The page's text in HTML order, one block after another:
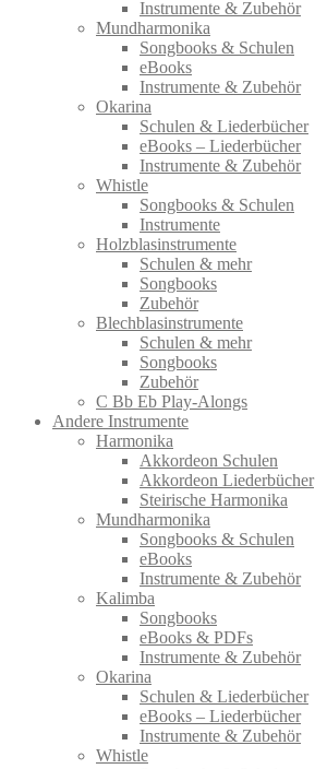
Instrumente & Zubehör
Mundharmonika
Songbooks & Schulen
eBooks
Instrumente & Zubehör
Okarina
Schulen & Liederbücher
eBooks – Liederbücher
Instrumente & Zubehör
Whistle
Songbooks & Schulen
Instrumente
Holzblasinstrumente
Schulen & mehr
Songbooks
Zubehör
Blechblasinstrumente
Schulen & mehr
Songbooks
Zubehör
C Bb Eb Play-Alongs
Andere Instrumente
Harmonika
Akkordeon Schulen
Akkordeon Liederbücher
Steirische Harmonika
Mundharmonika
Songbooks & Schulen
eBooks
Instrumente & Zubehör
Kalimba
Songbooks
eBooks & PDFs
Instrumente & Zubehör
Okarina
Schulen & Liederbücher
eBooks – Liederbücher
Instrumente & Zubehör
Whistle